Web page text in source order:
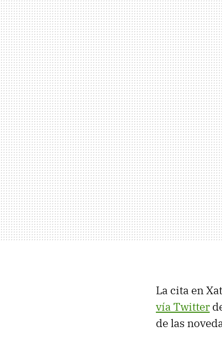
La cita en
vía Twitter
de las